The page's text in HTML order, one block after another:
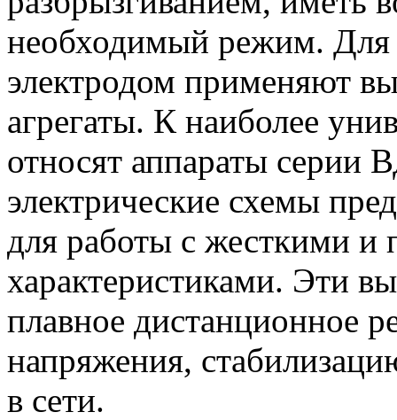
необходимый режим. Для
электродом применяют
агрегаты. К наиболее
относят аппараты серии
электрические схемы
для работы с жесткими
характеристиками. Эти
плавное дистанционное
напряжения,
в сети.